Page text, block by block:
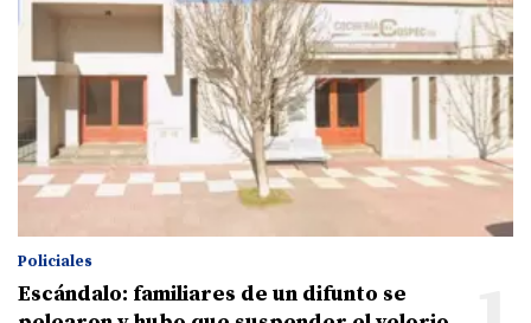
Policiales
Escándalo: familiares de un difunto se